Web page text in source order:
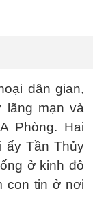
dân gian,
lãng mạn và
Phòng. Hai
ấy Tần Thủy
ở kinh đô
con tin ở nơi